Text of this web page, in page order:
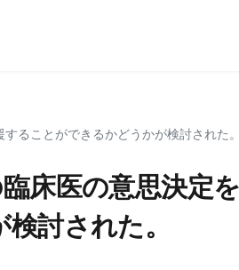
ることができるかどうかが検討された。
床医の意思決定
討された。